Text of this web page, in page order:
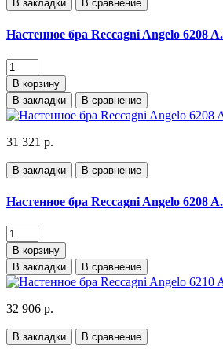
В закладки В сравнение
Настенное бра Reccagni Angelo 6208
В корзину
В закладки
В сравнение
31 321 р.
В закладки В сравнение
Настенное бра Reccagni Angelo 6208
В корзину
В закладки
В сравнение
32 906 р.
В закладки В сравнение